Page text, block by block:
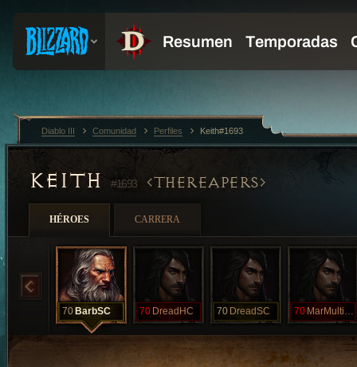
KEITH #1693 THEREAPERS
HÉROES CARRERA
70 BarbSC 70 DreadHC 70 DreadSC 70 MarMultiHC
Diablo III Comunidad Perfiles Keith#1693